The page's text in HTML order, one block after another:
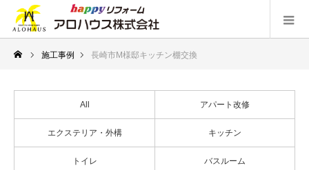
施工事例 長崎市M様邸キッチン棚交換
All アパート改修
エクステリア・外構 キッチン
トイレ バスルーム